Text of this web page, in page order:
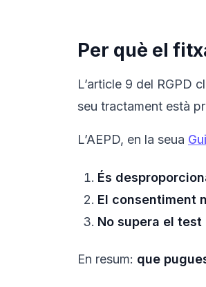
Per què el
L’article 9 del RGPD
seu tractament està
L’AEPD, en la seua
És
El consentiment
No supera el
En resum: que